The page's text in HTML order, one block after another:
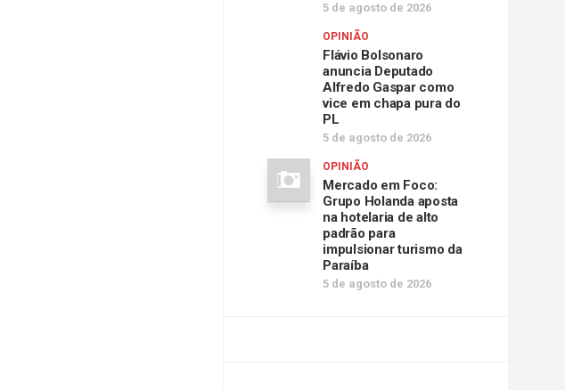
5 de agosto de 2026
OPINIÃO
Flávio Bolsonaro
anuncia Deputado
Alfredo Gaspar como
vice em chapa pura do
PL
5 de agosto de 2026
OPINIÃO
Mercado em Foco:
Grupo Holanda aposta
na hotelaria de alto
padrão para
impulsionar turismo da
Paraíba
5 de agosto de 2026